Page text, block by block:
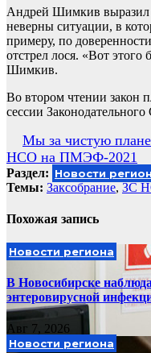
Андрей Шимкив выразил
неверны ситуации, в
примеру, по
отстрел лося. «Вот
Шимкив.
Во втором чтении закон
сессии
Навигация
по
записям
Мы за чистую
НСО на ПМЭФ-2021
Раздел: Новости
Темы: Заксобрание, ЗС
Похожая запись
Новости региона
В Новосибирске
энтеровирусной
Авг 7, 2026
Новости региона